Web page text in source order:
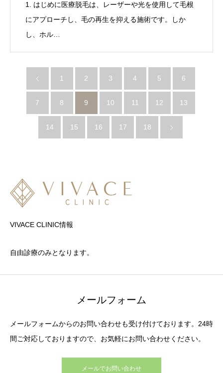
1. はじめに医療脱毛は、レーザーや光を使用して毛根
にアプローチし、毛の再生を抑える施術です。しか
し、ホル…
1 2 3 4 5 6
7 8 9 10 11 12 13
14 15 16 17 18
VIVACE CLINIC情報
自由診療のみとなります。
メールフォーム
メールフォームからのお問い合わせも受け付けております。24時
間ご対応しておりますので、お気軽にお問い合わせください。
メールでお問い合わせ